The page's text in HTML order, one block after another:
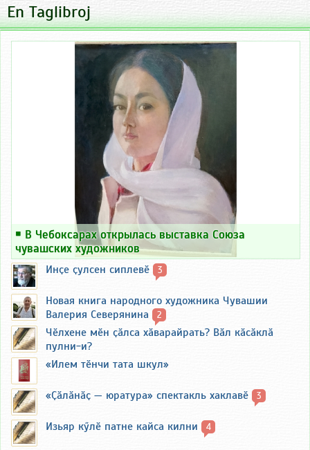
En Taglibroj
￭ В Чебоксарах открылась выставка Союза
чувашских художников
Инҫе ҫулсен сиплевӗ 3
Новая книга народного художника Чувашии
Валерия Северянина
2
Чӗлхене мӗн ҫӑлса хӑварайрать? Вӑл кӑсӑклӑ
пулни-и?
«Илем тӗнчи тата шкул»
«Ҫӑлӑнӑҫ — юратура» спектакль хаклавӗ 3
Изьяр кӳлӗ патне кайса килни 4